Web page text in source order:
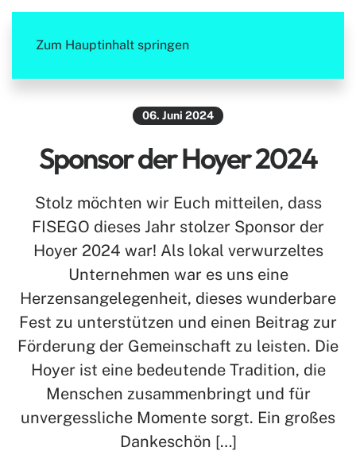
Zum Hauptinhalt springen
06. Juni 2024
Sponsor der Hoyer 2024
Stolz möchten wir Euch mitteilen, dass
FISEGO dieses Jahr stolzer Sponsor der
Hoyer 2024 war! Als lokal verwurzeltes
Unternehmen war es uns eine
Herzensangelegenheit, dieses wunderbare
Fest zu unterstützen und einen Beitrag zur
Förderung der Gemeinschaft zu leisten. Die
Hoyer ist eine bedeutende Tradition, die
Menschen zusammenbringt und für
unvergessliche Momente sorgt. Ein großes
Dankeschön […]